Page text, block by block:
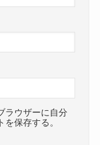
ラウザーに自分
保存する。